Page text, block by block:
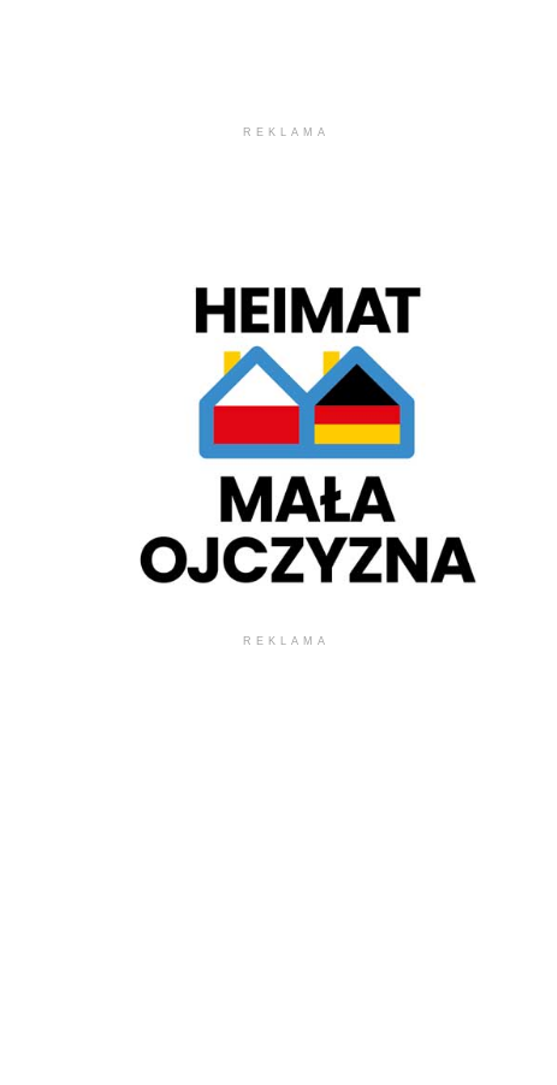
REKLAMA
REKLAMA